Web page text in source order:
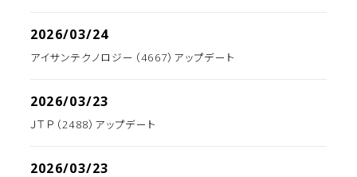
2026/03/24
アイサンテクノロジー（4667）アップデート
2026/03/23
ＪＴＰ（2488）アップデート
2026/03/23